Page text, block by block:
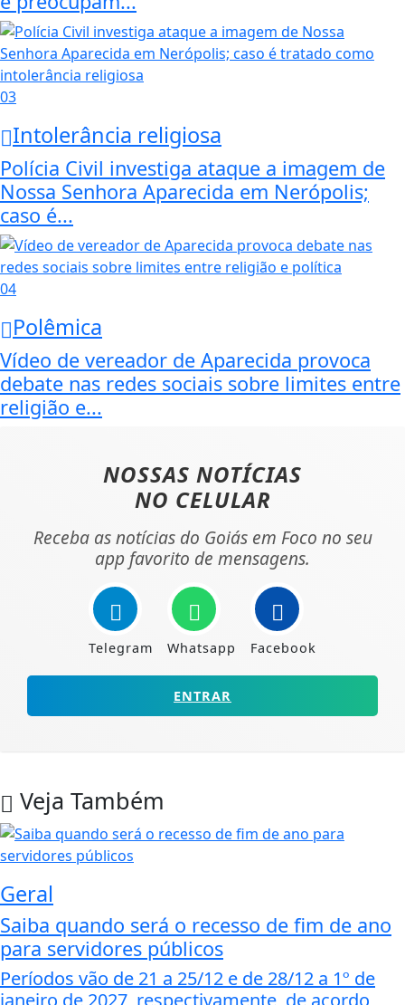
03
Intolerância religiosa
Polícia Civil investiga ataque a imagem de
Nossa Senhora Aparecida em Nerópolis;
caso é...
04
Polêmica
Vídeo de vereador de Aparecida provoca
debate nas redes sociais sobre limites entre
religião e...
NOSSAS NOTÍCIAS
NO CELULAR
Receba as notícias do Goiás em Foco no seu
app favorito de mensagens.
Telegram Whatsapp Facebook
ENTRAR
Veja Também
Geral
Saiba quando será o recesso de fim de ano
para servidores públicos
Períodos vão de 21 a 25/12 e de 28/12 a 1º de
janeiro de 2027, respectivamente, de acordo